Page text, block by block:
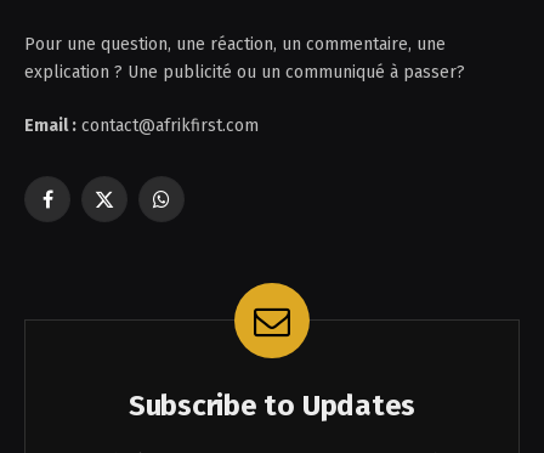
Pour une question, une réaction, un commentaire, une
explication ? Une publicité ou un communiqué à passer?
Email : contact@afrikfirst.com
Facebook
X
WhatsApp
Subscribe to Updates